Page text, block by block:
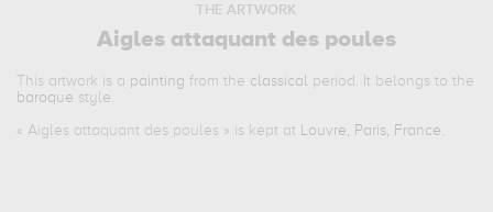
THE ARTWORK
Aigles attaquant des poules
This artwork is a painting from the classical period. It belongs to the
baroque style.
«Aigles attaquant des poules » is kept at Louvre, Paris, France.